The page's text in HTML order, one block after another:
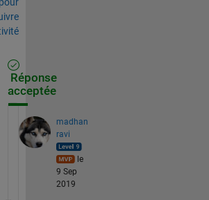
Réponse
acceptée
madhan
ravi
le
9 Sep
2019